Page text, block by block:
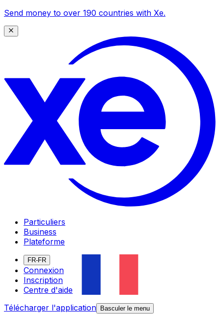
Send money to over 190 countries with Xe.
Particuliers
Business
Plateforme
FR-FR
Connexion
Inscription
Centre d'aide
Télécharger l'application
Basculer le menu